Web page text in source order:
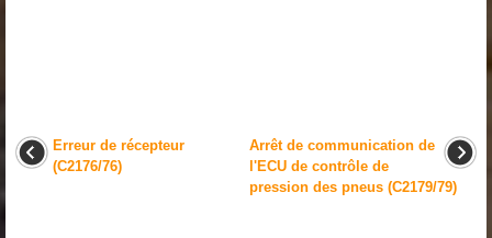
Erreur de récepteur
(C2176/76)
Arrêt de communication de
l'ECU de contrôle de
pression des pneus (C2179/79)